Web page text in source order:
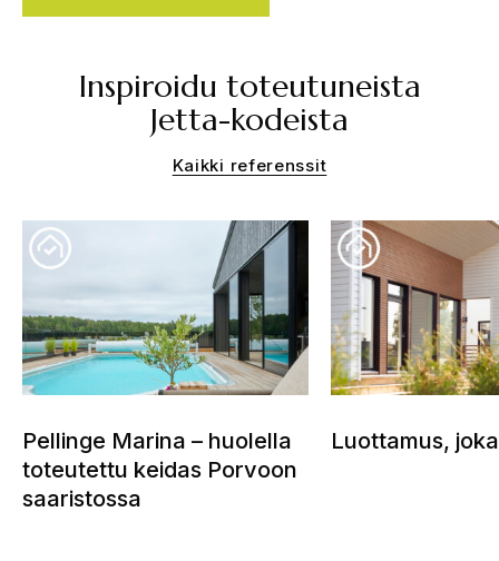
Inspiroidu toteutuneista
Jetta-kodeista
Kaikki referenssit
Pellinge Marina – huolella
toteutettu keidas Porvoon
saaristossa
Luottamus,